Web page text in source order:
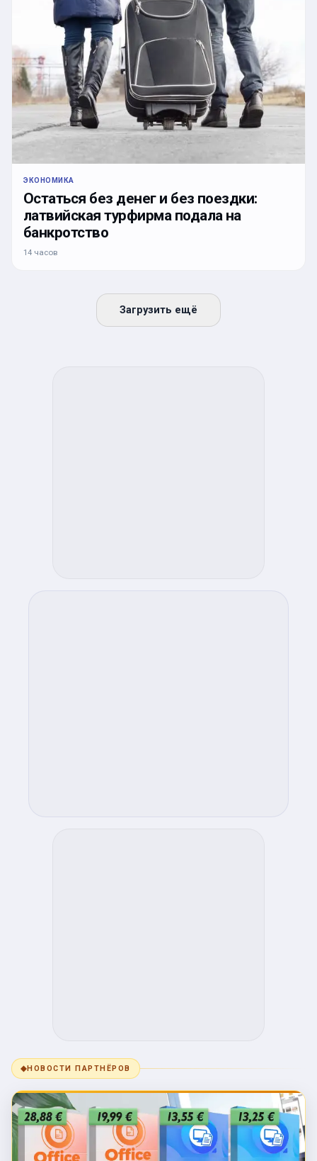
ЭКОНОМИКА
Остаться без денег и без поездки:
латвийская турфирма подала на
банкротство
14 часов
Загрузить ещё
◆НОВОСТИ ПАРТНЁРОВ